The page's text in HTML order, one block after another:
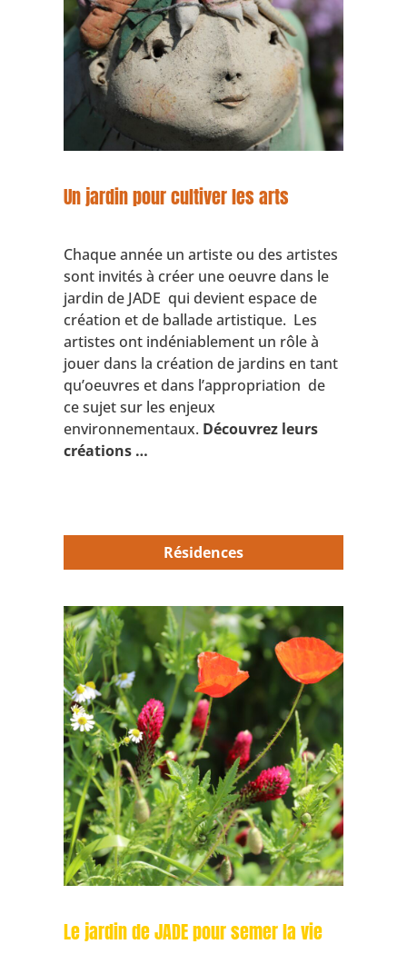
Un jardin pour cultiver les arts
Chaque année un artiste ou des artistes
sont invités à créer une oeuvre dans le
jardin de JADE qui devient espace de
création et de ballade artistique. Les
artistes ont indéniablement un rôle à
jouer dans la création de jardins en tant
qu’oeuvres et dans l’appropriation de
ce sujet sur les enjeux
environnementaux. Découvrez leurs
créations …
Résidences
Le jardin de JADE pour semer la vie